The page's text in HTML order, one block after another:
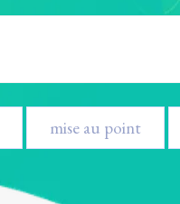
mise au point